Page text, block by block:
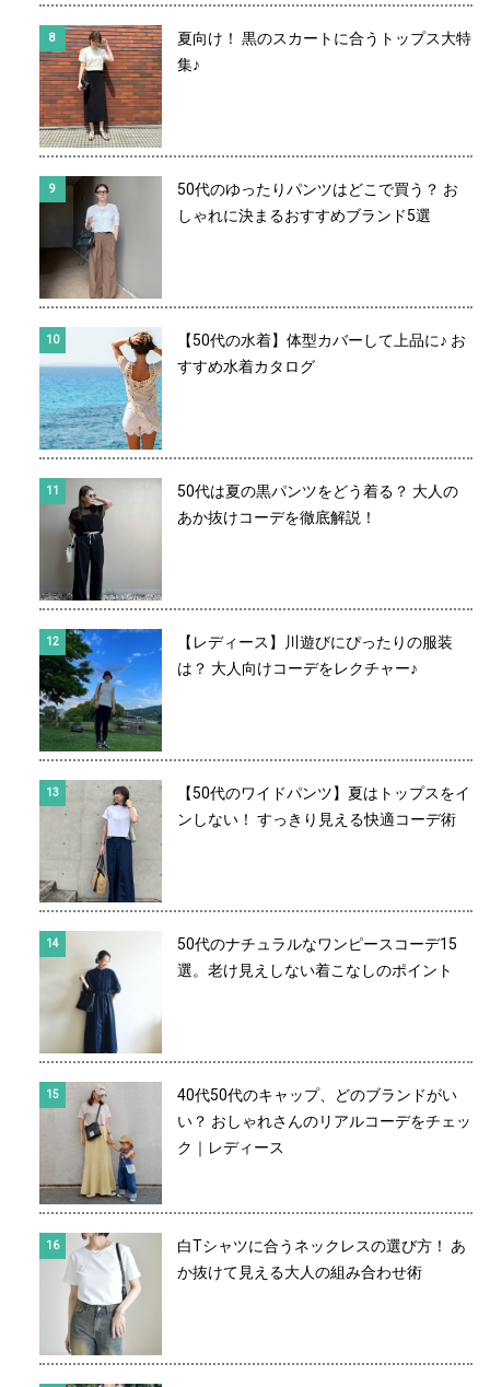
夏向け！ 黒のスカートに合うトップス大特
集♪
50代のゆったりパンツはどこで買う？ お
しゃれに決まるおすすめブランド5選
【50代の水着】体型カバーして上品に♪ お
すすめ水着カタログ
50代は夏の黒パンツをどう着る？ 大人の
あか抜けコーデを徹底解説！
【レディース】川遊びにぴったりの服装
は？ 大人向けコーデをレクチャー♪
【50代のワイドパンツ】夏はトップスをイ
ンしない！ すっきり見える快適コーデ術
50代のナチュラルなワンピースコーデ15
選。老け見えしない着こなしのポイント
40代50代のキャップ、どのブランドがい
い？ おしゃれさんのリアルコーデをチェッ
ク｜レディース
白Tシャツに合うネックレスの選び方！ あ
か抜けて見える大人の組み合わせ術